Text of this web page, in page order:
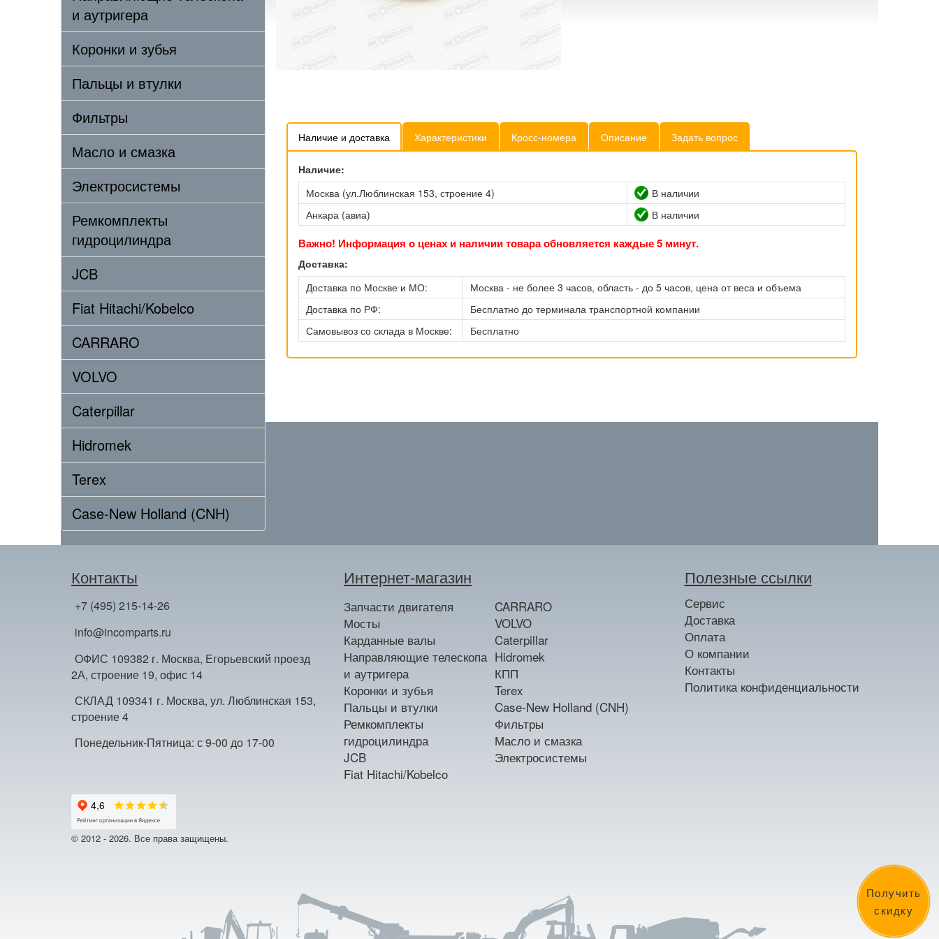
Получить
скидку
и аутригера
Коронки и зубья
Пальцы и втулки
Фильтры
Масло и смазка
Электросистемы
Ремкомплекты
гидроцилиндра
JCB
Fiat Hitachi/Kobelco
CARRARO
VOLVO
Caterpillar
Hidromek
Terex
Case-New Holland (CNH)
Наличие и доставка Характеристики Кросс-номера Описание Задать вопрос
Наличие:
Москва (ул.Люблинская 153, строение 4)
В наличии
Анкара (авиа)
В наличии
Важно! Информация о ценах и наличии товара обновляется каждые 5 минут.
Доставка:
Доставка по Москве и МО:
Москва - не более 3 часов, область - до 5 часов, цена от веса и объема
Доставка по РФ:
Бесплатно до терминала транспортной компании
Самовывоз со склада в Москве:
Бесплатно
Контакты
+7 (495) 215-14-26
info@incomparts.ru
ОФИС 109382 г. Москва, Егорьевский проезд
2А, строение 19, офис 14
СКЛАД 109341 г. Москва, ул. Люблинская 153,
строение 4
Понедельник-Пятница: с 9-00 до 17-00
Интернет-магазин
Запчасти двигателя
Мосты
Карданные валы
Направляющие телескопа
и аутригера
Коронки и зубья
Пальцы и втулки
Ремкомплекты
гидроцилиндра
JCB
Fiat Hitachi/Kobelco
CARRARO
VOLVO
Caterpillar
Hidromek
КПП
Terex
Case-New Holland (CNH)
Фильтры
Масло и смазка
Электросистемы
Полезные ссылки
Сервис
Доставка
Оплата
О компании
Контакты
Политика конфиденциальности
© 2012 - 2026. Все права защищены.